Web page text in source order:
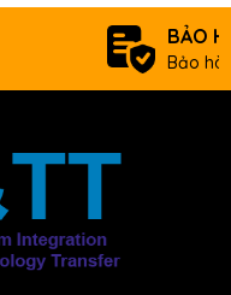
BẢO
Bảo